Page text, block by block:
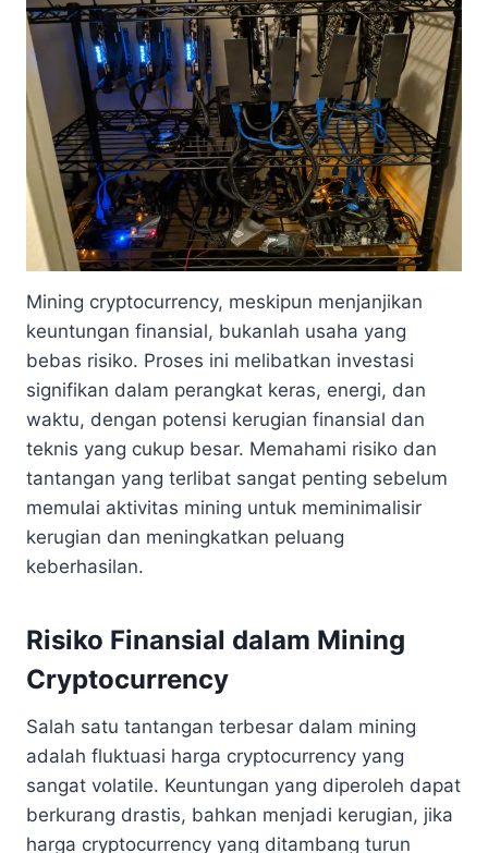
Mining cryptocurrency, meskipun menjanjikan
keuntungan finansial, bukanlah usaha yang
bebas risiko. Proses ini melibatkan investasi
signifikan dalam perangkat keras, energi, dan
waktu, dengan potensi kerugian finansial dan
teknis yang cukup besar. Memahami risiko dan
tantangan yang terlibat sangat penting sebelum
memulai aktivitas mining untuk meminimalisir
kerugian dan meningkatkan peluang
keberhasilan.
Risiko Finansial dalam Mining
Cryptocurrency
Salah satu tantangan terbesar dalam mining
adalah fluktuasi harga cryptocurrency yang
sangat volatile. Keuntungan yang diperoleh dapat
berkurang drastis, bahkan menjadi kerugian, jika
harga cryptocurrency yang ditambang turun